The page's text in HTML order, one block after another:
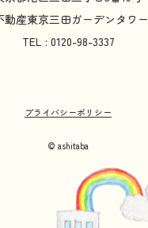
動産東京三田ガーデンタワー
TEL : 0120-98-3337
プライバシーポリシー
© ashitaba